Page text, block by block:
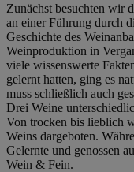
Zunächst besuchten wir
an einer Führung durch
Geschichte des
Weinproduktion in
viele wissenswerte
gelernt hatten, ging es
muss schließlich auch
Drei Weine
Von trocken bis lieblich
Weins dargeboten.
Gelernte und genossen
Wein & Fein.